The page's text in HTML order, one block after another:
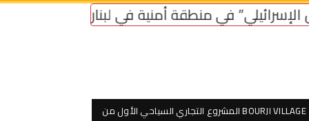
في لبنان ضروري لأمن سكان الشمال
BOURJI VILLAGE المشروع التجاري السياحي الأول من